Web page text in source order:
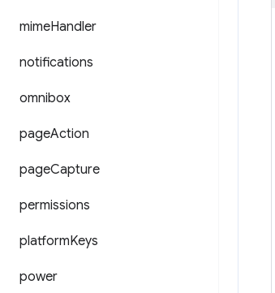
mimeHandler
notifications
omnibox
pageAction
pageCapture
permissions
platformKeys
power